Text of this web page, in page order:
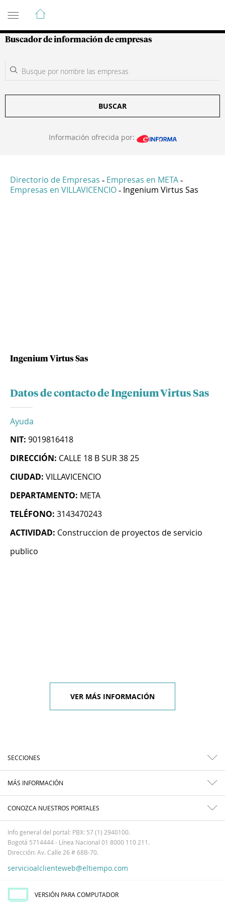
Guía de Empresas Colombianas
Buscador de información de empresas
BUSCAR
Información ofrecida por:
Directorio de Empresas - Empresas en META -
Empresas en VILLAVICENCIO - Ingenium Virtus Sas
Ingenium Virtus Sas
Datos de contacto de Ingenium Virtus Sas
Ayuda
NIT: 9019816418
DIRECCIÓN: CALLE 18 B SUR 38 25
CIUDAD: VILLAVICENCIO
DEPARTAMENTO: META
TELÉFONO: 3143470243
ACTIVIDAD: Construccion de proyectos de servicio
publico
VER MÁS INFORMACIÓN
SECCIONES
MÁS INFORMACIÓN
CONOZCA NUESTROS PORTALES
Info general del portal: PBX: 57 (1) 2940100.
Bogotá 5714444 - Línea Nacional 01 8000 110 211.
Dirección: Av. Calle 26 # 68B-70.
servicioalclienteweb@eltiempo.com
VERSIÓN PARA COMPUTADOR